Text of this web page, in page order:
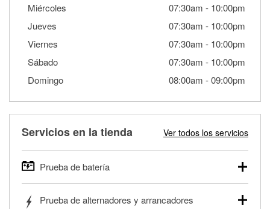
Miércoles
07:30am - 10:00pm
Jueves
07:30am - 10:00pm
Viernes
07:30am - 10:00pm
Sábado
07:30am - 10:00pm
Domingo
08:00am -09:00pm
Servicios en la tienda Ver todos los servicios
Prueba de batería
autos, camionetas, SUVs, vehículos comerciales y
Prueba de alternadores y arrancadores